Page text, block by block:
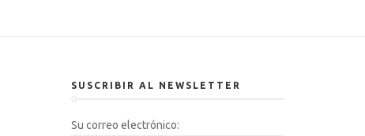
SUSCRIBIR AL NEWSLETTER
Su correo electrónico: